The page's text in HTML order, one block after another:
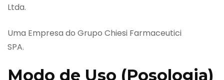
Ltda.
Uma Empresa do Grupo Chiesi Farmaceutici
SPA.
Modo de Uso (Posologia)